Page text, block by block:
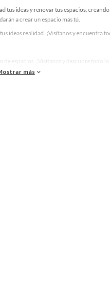
tus ideas y renovar tus espacios,
a crear un espacio más tú.
ideas realidad. ¡Visítanos y encuentra
espacios. ¡Visítanos y descubre todo
lo necesario para tus proyectos de
más